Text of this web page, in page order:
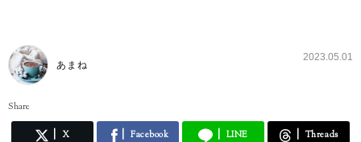
あまね
2023.05.01
Share
X Facebook LINE Threads